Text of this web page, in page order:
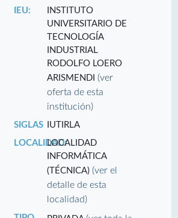
IEU:
INSTITUTO
UNIVERSITARIO DE
TECNOLOGÍA
INDUSTRIAL
RODOLFO LOERO
ARISMENDI(ver
oferta de esta
institución)
SIGLAS
IUTIRLA
LOCALIDAD:LOCALIDAD
INFORMÁTICA
(TÉCNICA)(ver el
detalle de esta
localidad)